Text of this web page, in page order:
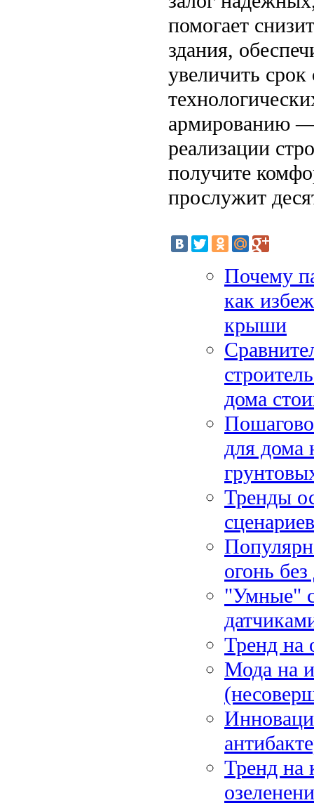
помогает
здания,
увеличить
армированию —
реализации
получите
прослужит
Почему
как
крыши
дома
для дома
Тренды
огонь
"Умные"
Тренд на
Мода на
Тренд на